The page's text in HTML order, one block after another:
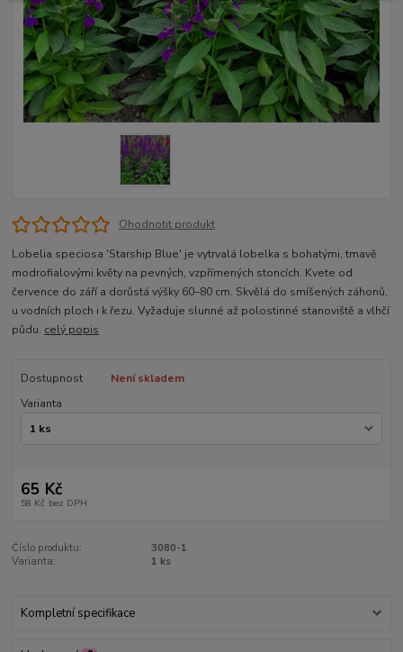
Ohodnotit produkt
Lobelia speciosa 'Starship Blue' je vytrvalá lobelka s bohatými, tmavě
modrofialovými květy na pevných, vzpřímených stoncích. Kvete od
července do září a dorůstá výšky 60–80 cm. Skvělá do smíšených záhonů,
u vodních ploch i k řezu. Vyžaduje slunné až polostinné stanoviště a vlhčí
půdu. celý popis
Dostupnost
Není skladem
Varianta
65 Kč
58 Kč bez DPH
Číslo produktu:
3080-1
Varianta:
1 ks
Kompletní specifikace